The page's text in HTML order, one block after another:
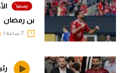
بن رمضان